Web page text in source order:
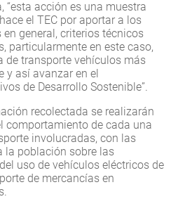
“esta acción es una muestra
el TEC por aportar a los
general, criterios técnicos
particularmente en este caso,
de transporte vehículos más
y así avanzar en el
de Desarrollo Sostenible”.
recolectada se realizarán
comportamiento de cada una
involucradas, con las
la población sobre las
uso de vehículos eléctricos de
de mercancías en